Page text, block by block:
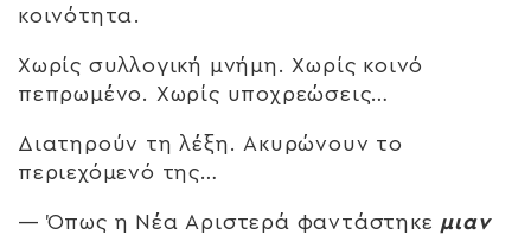
κοινότητα.
Χωρίς συλλογική μνήμη. Χωρίς κοινό
πεπρωμένο. Χωρίς υποχρεώσεις…
Διατηρούν τη λέξη. Ακυρώνουν το
περιεχόμενό της…
— Όπως η Νέα Αριστερά φαντάστηκε μιαν